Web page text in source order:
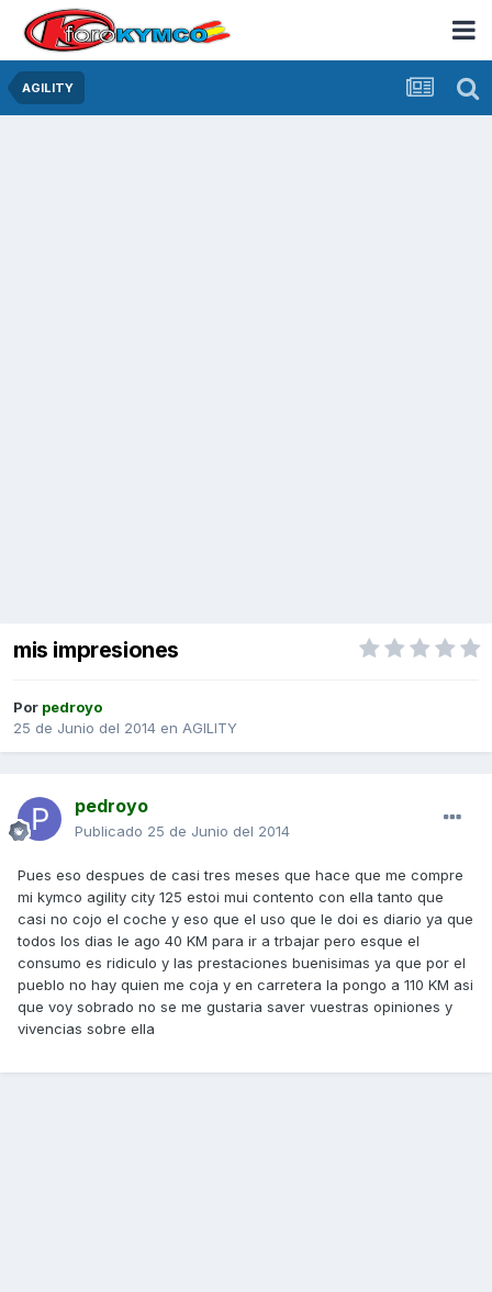
AGILITY
mis impresiones
Por pedroyo
25 de Junio del 2014 en AGILITY
pedroyo
Publicado 25 de Junio del 2014
Pues eso despues de casi tres meses que hace que me compre
mi kymco agility city 125 estoi mui contento con ella tanto que
casi no cojo el coche y eso que el uso que le doi es diario ya que
todos los dias le ago 40 KM para ir a trbajar pero esque el
consumo es ridiculo y las prestaciones buenisimas ya que por el
pueblo no hay quien me coja y en carretera la pongo a 110 KM asi
que voy sobrado no se me gustaria saver vuestras opiniones y
vivencias sobre ella